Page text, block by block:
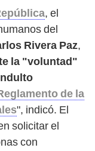
, el
del
Rivera Paz,
la "voluntad"
de la
", indicó. El
solicitar el
con